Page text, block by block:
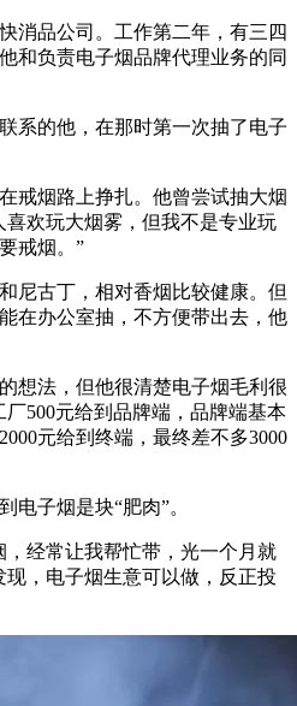
消品公司。工作第二年，有三四
和负责电子烟品牌代理业务的同
系的他，在那时第一次抽了电子
戒烟路上挣扎。他曾尝试抽大烟
欢玩大烟雾，但我不是专业玩
戒烟。”
尼古丁，相对香烟比较健康。但
在办公室抽，不方便带出去，他
想法，但他很清楚电子烟毛利很
500元给到品牌端，品牌端基本
元给到终端，最终差不多3000
电子烟是块“肥肉”。
，经常让我帮忙带，光一个月就
，电子烟生意可以做，反正投